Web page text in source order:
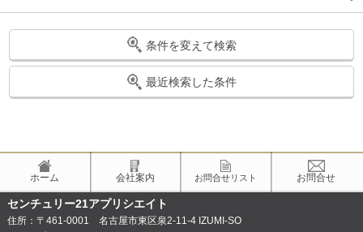
条件を変えて検索
最近検索した条件
ホーム 会社案内 お問合せリスト お問合せ
センチュリー21アプリシエイト
住所：〒461-0001 名古屋市東区泉2-11-4 IZUMI-SO